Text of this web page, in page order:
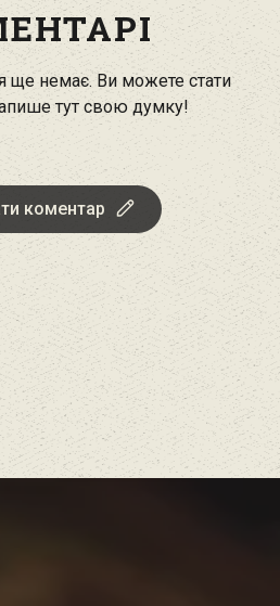
ще немає. Ви можете стати
тут свою думку!
коментар